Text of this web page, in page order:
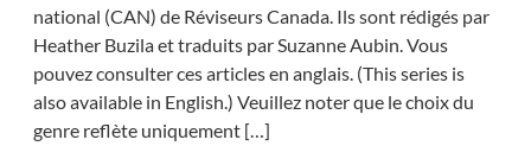
national (CAN) de Réviseurs Canada. Ils sont rédigés par
Heather Buzila et traduits par Suzanne Aubin. Vous
pouvez consulter ces articles en anglais. (This series is
also available in English.) Veuillez noter que le choix du
genre reflète uniquement […]